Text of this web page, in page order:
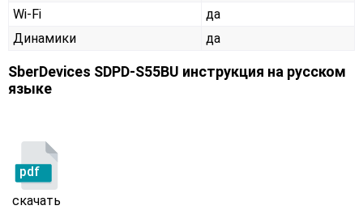
Wi-Fi
да
Динамики
да
SberDevices SDPD-S55BU инструкция на русском
языке
pdf
скачать